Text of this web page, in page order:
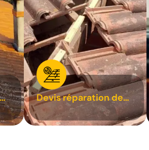
Devis réparation de
toiture 31